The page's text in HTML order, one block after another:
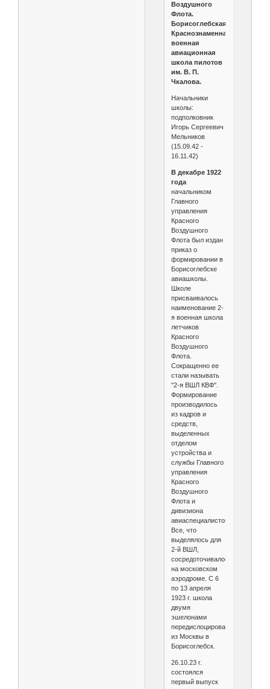
Воздушного
Флота.
Борисоглебская
Краснознаменная
военная
авиационная
школа пилотов
им. В. П.
Чкалова.
Начальники
школы:
подполковник
Игорь Сергеевич
Мельников
(15.09.42 -
16.11.42)
В декабре 1922
года
начальником
Главного
управления
Красного
Воздушного
Флота был издан
приказ о
формировании в
Борисоглебске
авиашколы.
Школе
присваивалось
наименование 2-
я военная школа
летчиков
Красного
Воздушного
Флота.
Сокращенно ее
стали называть
"2-я ВШЛ КВФ".
Формирование
производилось
из кадров и
средств,
выделенных
отделом
устройства и
службы Главного
управления
Красного
Воздушного
Флота и
дивизиона
авиаспециалистов.
Все, что
выделялось для
2-й ВШЛ,
сосредоточивалось
на московском
аэродроме. С 6
по 13 апреля
1923 г. школа
двумя
эшелонами
передислоцировалась
из Москвы в
Борисоглебск.
26.10.23 г.
состоялся
первый выпуск